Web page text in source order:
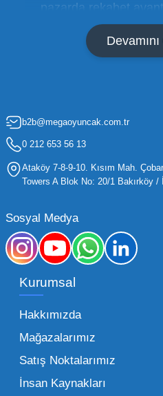
pazarda rekabet
temel yolu ise doğru
geçer. Toptan
hızla değişen
işletmelerin stoklarını
yaş grubuna hitap
Mega Oyuncak olarak
yelpazesiyle,
kategorilerde
sunduğumuz esnek
bayinin rekabet gücünü
oyuncak arayışınızda
buluşturmak bizim
b2b@megaoyuncak.com.tr
0 212 653 56 13
Ataköy 7-8-9-10. Kısım Mah.
Towers A Blok No: 20/1 Bakırköy /
Sosyal Medya
Kurumsal
Hakkımızda
Mağazalarımız
Satış Noktalarımız
İnsan Kaynakları